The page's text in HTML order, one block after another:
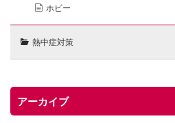
ホビー
熱中症対策
アーカイブ